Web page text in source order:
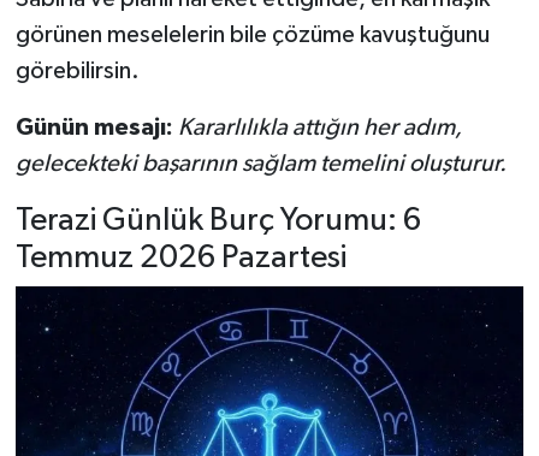
görünen meselelerin bile çözüme kavuştuğunu
görebilirsin.
Günün mesajı: Kararlılıkla attığın her adım,
gelecekteki başarının sağlam temelini oluşturur.
Terazi Günlük Burç Yorumu: 6
Temmuz 2026 Pazartesi